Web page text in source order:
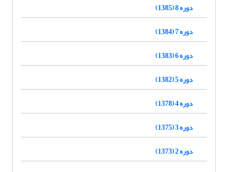
دوره 8 (1385)
دوره 7 (1384)
دوره 6 (1383)
دوره 5 (1382)
دوره 4 (1378)
دوره 3 (1375)
دوره 2 (1373)